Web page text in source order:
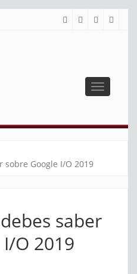
Toggle
sobre Google I/O 2019
saber
O 2019